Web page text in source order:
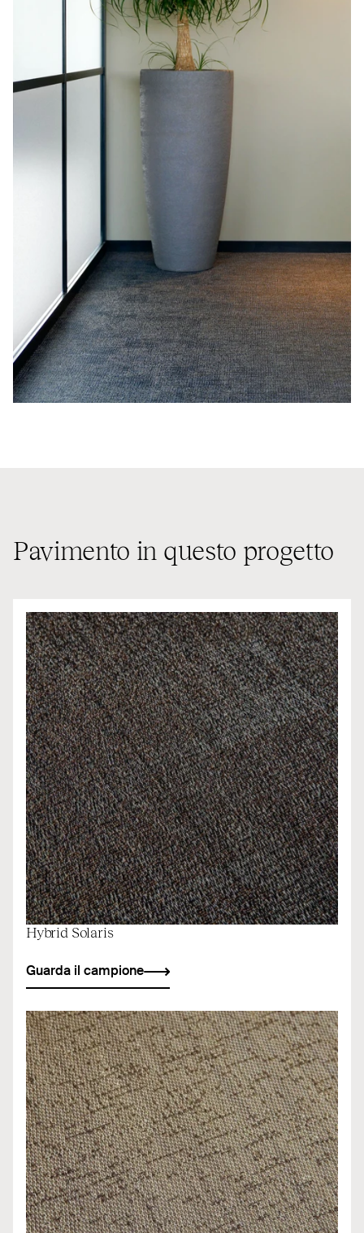
Pavimento in questo progetto
Hybrid Solaris
Guarda il campione